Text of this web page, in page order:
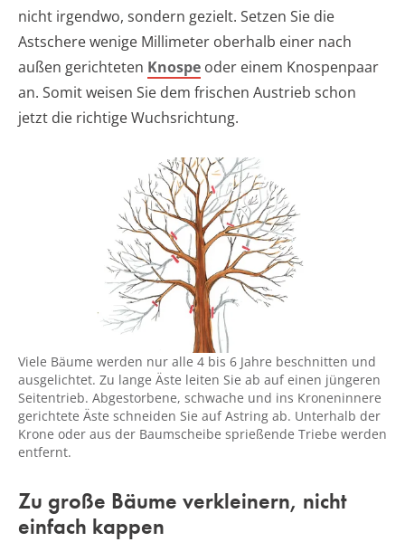
nicht irgendwo, sondern gezielt. Setzen Sie die
Astschere wenige Millimeter oberhalb einer nach
außen gerichteten Knospe oder einem Knospenpaar
an. Somit weisen Sie dem frischen Austrieb schon
jetzt die richtige Wuchsrichtung.
Viele Bäume werden nur alle 4 bis 6 Jahre beschnitten und
ausgelichtet. Zu lange Äste leiten Sie ab auf einen jüngeren
Seitentrieb. Abgestorbene, schwache und ins Kroneninnere
gerichtete Äste schneiden Sie auf Astring ab. Unterhalb der
Krone oder aus der Baumscheibe sprießende Triebe werden
entfernt.
Zu große Bäume verkleinern, nicht
einfach kappen